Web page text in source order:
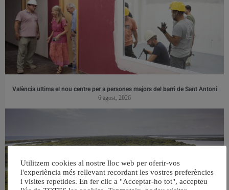
València ultima el nou centre per a persones majors del barri de Sant Antoni
6 agost, 2026
Utilitzem cookies al nostre lloc web per oferir-vos
l'experiència més rellevant recordant les vostres preferències
i visites repetides. En fer clic a "Acceptar-ho tot", accepteu